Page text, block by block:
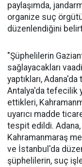
paylaşımda,
organize suç
düzenlendiğini
"Şüphelilerin
sağlayacakları
yaptıkları,
Antalya'da tefecilik
ettikleri,
uyarıcı madde
tespit edildi. Adana,
Kahramanmaraş
ve İstanbul'da
şüphelilerin, suç